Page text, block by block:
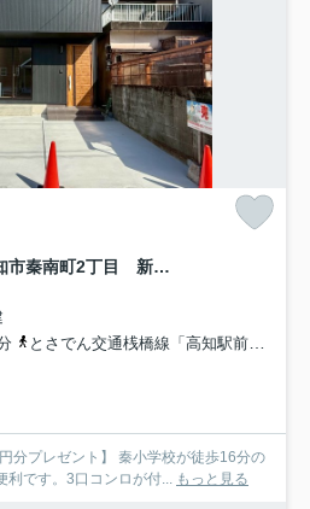
「イオンモールすぐ」高知市秦南町2丁目 新築住宅
とさでん交通桟橋線「高知駅前」駅 徒歩18分
分プレゼント】 秦小学校が徒歩16分の
利です。3口コンロが付... もっと見る